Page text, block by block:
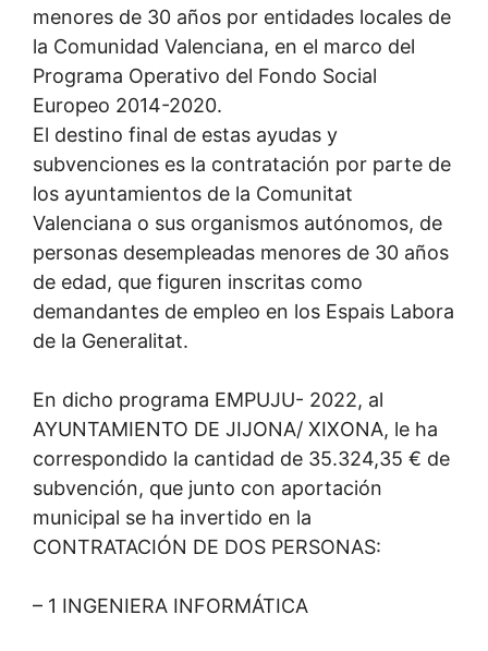
menores de 30 años por entidades locales de
la Comunidad Valenciana, en el marco del
Programa Operativo del Fondo Social
Europeo 2014-2020.
El destino final de estas ayudas y
subvenciones es la contratación por parte de
los ayuntamientos de la Comunitat
Valenciana o sus organismos autónomos, de
personas desempleadas menores de 30 años
de edad, que figuren inscritas como
demandantes de empleo en los Espais Labora
de la Generalitat.
En dicho programa EMPUJU- 2022, al
AYUNTAMIENTO DE JIJONA/ XIXONA, le ha
correspondido la cantidad de 35.324,35 € de
subvención, que junto con aportación
municipal se ha invertido en la
CONTRATACIÓN DE DOS PERSONAS:
– 1 INGENIERA INFORMÁTICA